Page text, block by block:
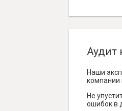
Аудит
Наши
компании
Не
ошибок в